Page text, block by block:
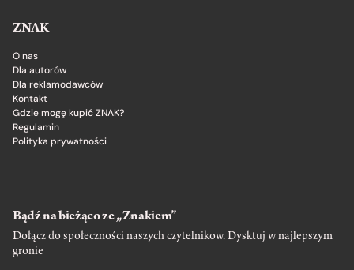
ZNAK
O nas
Dla autorów
Dla reklamodawców
Kontakt
Gdzie mogę kupić ZNAK?
Regulamin
Polityka prywatności
Bądź na bieżąco ze „Znakiem”
Dołącz do społeczności naszych czytelnikow. Dysktuj w najlepszym
gronie